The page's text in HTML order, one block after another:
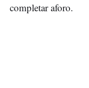
completar aforo.